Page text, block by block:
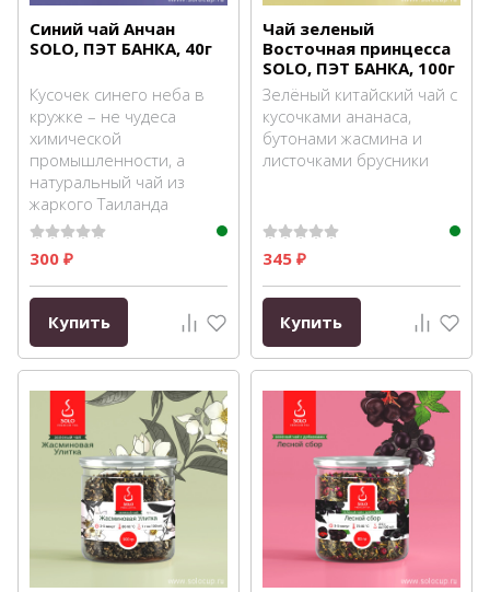
Синий чай Анчан
SOLO, ПЭТ БАНКА, 40г
Кусочек синего неба в
кружке – не чудеса
химической
промышленности, а
натуральный чай из
жаркого Таиланда
300₽
Купить
Чай зеленый
Восточная принцесса
SOLO, ПЭТ БАНКА, 100г
Зелёный китайский чай с
кусочками ананаса,
бутонами жасмина и
листочками брусники
345 ₽
Купить